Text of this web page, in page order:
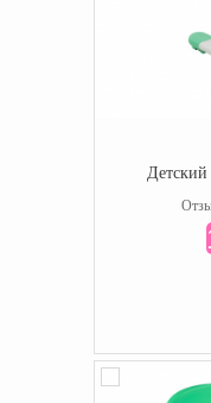
Детский